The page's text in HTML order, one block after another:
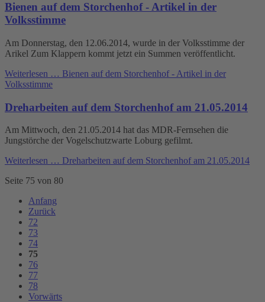
Bienen auf dem Storchenhof - Artikel in der
Volksstimme
Am Donnerstag, den 12.06.2014, wurde in der Volksstimme der
Arikel Zum Klappern kommt jetzt ein Summen veröffentlicht.
Weiterlesen … Bienen auf dem Storchenhof - Artikel in der
Volksstimme
Dreharbeiten auf dem Storchenhof am 21.05.2014
Am Mittwoch, den 21.05.2014 hat das MDR-Fernsehen die
Jungstörche der Vogelschutzwarte Loburg gefilmt.
Weiterlesen … Dreharbeiten auf dem Storchenhof am 21.05.2014
Seite 75 von 80
Anfang
Zurück
72
73
74
75
76
77
78
Vorwärts